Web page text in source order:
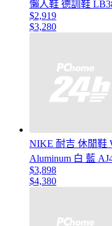
懶人鞋 德訓鞋
$2,919
$3,280
NIKE 耐吉 休閒鞋
Aluminum 白 藍
$3,898
$4,380